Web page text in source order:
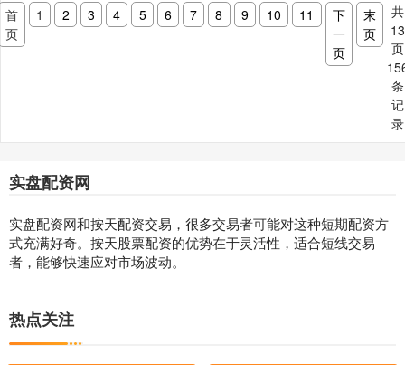
首
页
1 2 3 4 5 6 7 8 9 10 11
下
一
页
末
页
共
13
页
条
记
录
实盘配资网
实盘配资网和按天配资交易，很多交易者可能对这种短期配资方
式充满好奇。按天股票配资的优势在于灵活性，适合短线交易
者，能够快速应对市场波动。
热点关注